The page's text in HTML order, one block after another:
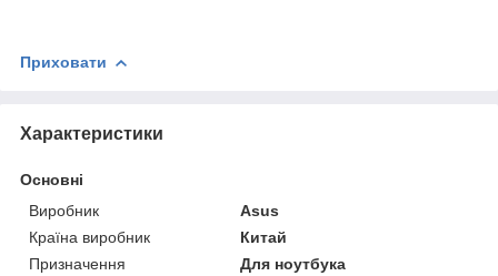
Приховати
Характеристики
Основні
Виробник
Asus
Країна виробник
Китай
Призначення
Для ноутбука